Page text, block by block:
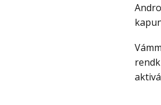
Androidos okos projektor, amihez az árkategóriában ritkán sok, 2 GB RAM-ot is
Vámmentesen érkezik ingyen szállítással és promo code-ot (kupon) megadva